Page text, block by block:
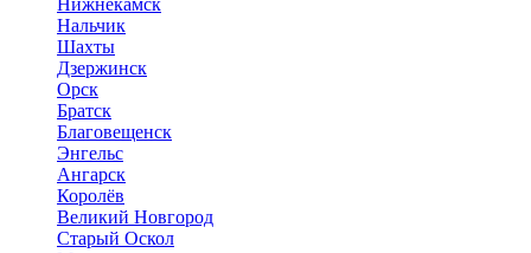
Нальчик
Шахты
Дзержинск
Орск
Братск
Благовещенск
Энгельс
Ангарск
Королёв
Великий Новгород
Старый Оскол